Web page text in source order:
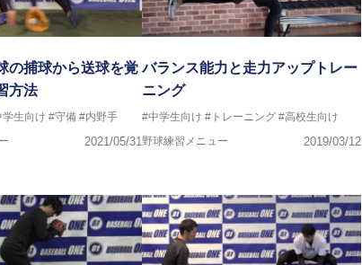
の捕球から送球を覚
方法
学生向け #守備 #内野手
2021/05/31
バランス能力と走力アップトレー
ニング
#中学生向け #トレーニング #高校生向け
野球練習メニュー
2019/03/12